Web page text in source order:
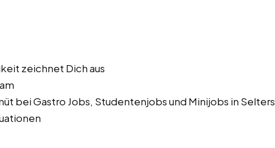
zeichnet Dich aus
bei Gastro Jobs, Studentenjobs und Minijobs in Selters